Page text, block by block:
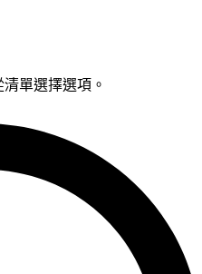
單選擇選項。